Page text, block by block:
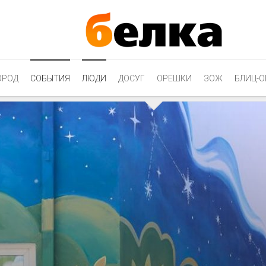
СОБЫТИЯ ЛЮДИ ДОСУГ ОРЕШКИ ЗОЖ БЛИЦ-